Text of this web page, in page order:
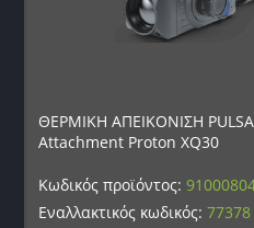
ΘΕΡΜΙΚΗ ΑΠΕΙΚΟΝΙΣΗ
Attachment Proton XQ30
Κωδικός προϊόντος:
Εναλλακτικός κωδικός:77378